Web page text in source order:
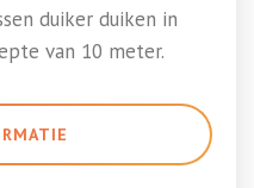
duiker duiken in
van 10 meter.